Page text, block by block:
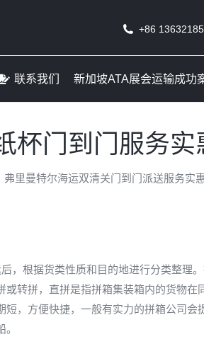
+86
联系我们 新加坡ATA展会运输成功
杯门到门服务实
里曼特尔海运双清关门到门派送服务实
，根据货类性质和目的地进行分类整理
转拼，直拼是指拼箱集装箱内的货物在
，方便快捷，一般有实力的拼箱公司会
新加坡ATA